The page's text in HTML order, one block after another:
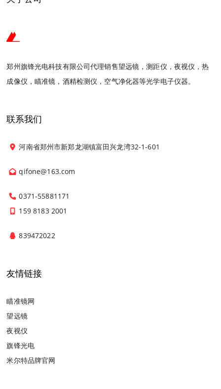
郑州旗锋光电科技有限公司代理销售望远镜，测距仪，夜视仪，热
成像仪，瞄准镜，酒精检测仪，空气净化器等光学电子仪器。
联系我们
河南省郑州市新郑龙湖镇富田兴龙湾32-1-601
qifone@163.com
0371-55881171
159 8183 2001
839472022
友情链接
瞄准镜网
望远镜
夜视仪
旗锋光电
米尔特品牌官网